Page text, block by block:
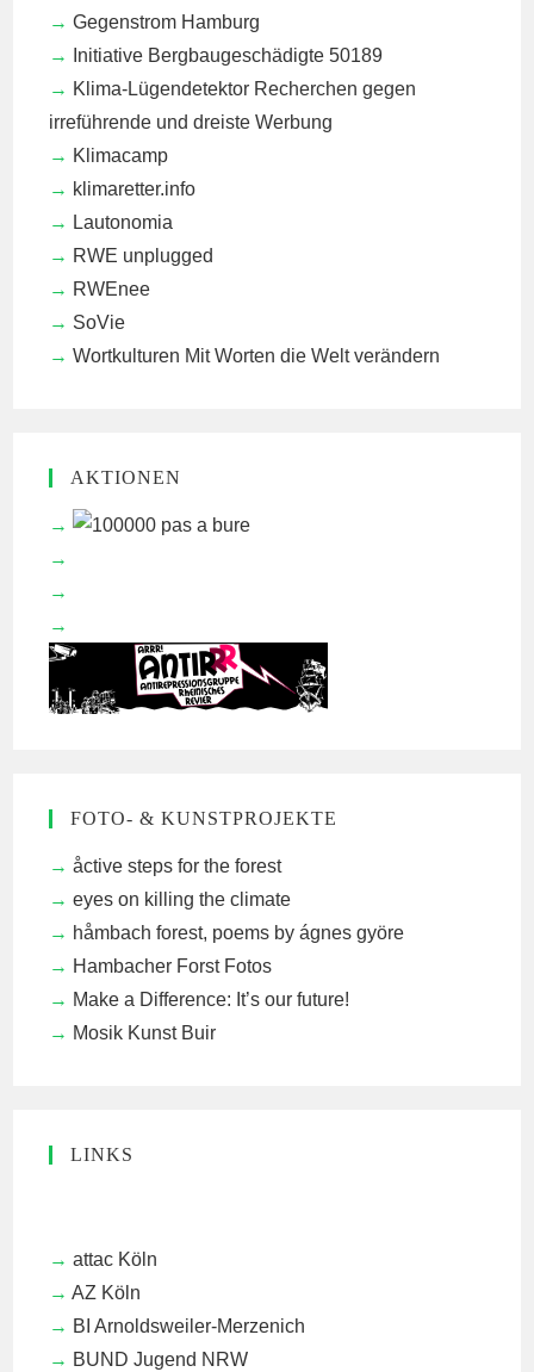
Gegenstrom Hamburg
Initiative Bergbaugeschädigte 50189
Klima-Lügendetektor Recherchen gegen
irreführende und dreiste Werbung
Klimacamp
klimaretter.info
Lautonomia
RWE unplugged
RWEnee
SoVie
Wortkulturen Mit Worten die Welt verändern
AKTIONEN
FOTO- & KUNSTPROJEKTE
åctive steps for the forest
eyes on killing the climate
håmbach forest, poems by ágnes györe
Hambacher Forst Fotos
Make a Difference: It’s our future!
Mosik Kunst Buir
LINKS
attac Köln
AZ Köln
BI Arnoldsweiler-Merzenich
BUND Jugend NRW